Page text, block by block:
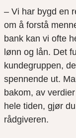
– Vi har bygd en
om å forstå
bank kan vi ofte
lønn og lån. Det
kundegruppen,
spennende ut.
bakom, av
hele tiden, gjør
rådgiveren.